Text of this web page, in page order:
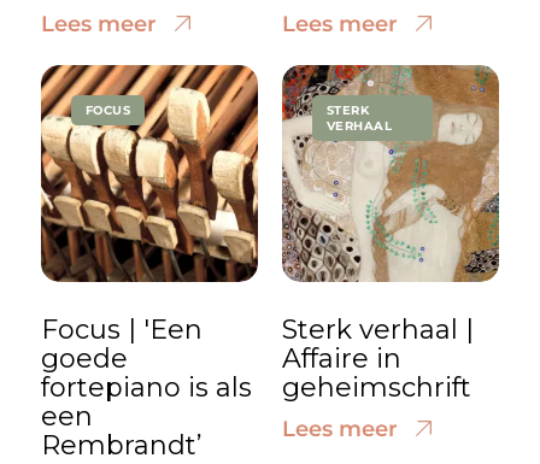
Lees meer Lees meer
FOCUS
Focus | 'Een
goede
fortepiano is als
een
Rembrandt’
STERK
VERHAAL
Sterk verhaal |
Affaire in
geheimschrift
Lees meer